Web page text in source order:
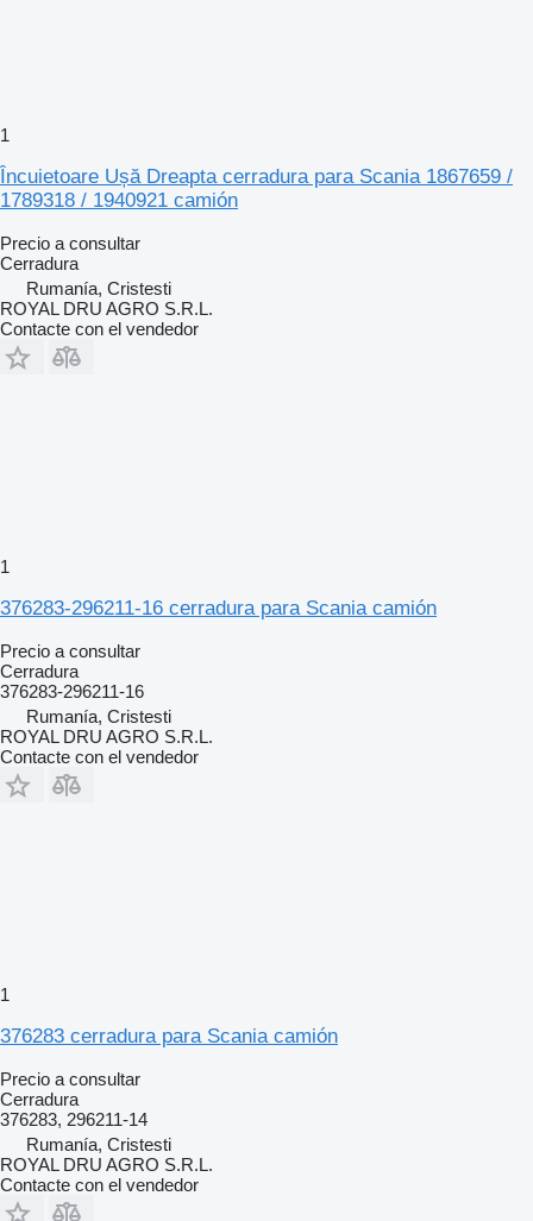
1
Încuietoare Ușă Dreapta cerradura para Scania 1867659 /
1789318 / 1940921 camión
Precio a consultar
Cerradura
Rumanía, Cristesti
ROYAL DRU AGRO S.R.L.
Contacte con el vendedor
1
376283-296211-16 cerradura para Scania camión
Precio a consultar
Cerradura
376283-296211-16
Rumanía, Cristesti
ROYAL DRU AGRO S.R.L.
Contacte con el vendedor
1
376283 cerradura para Scania camión
Precio a consultar
Cerradura
376283, 296211-14
Rumanía, Cristesti
ROYAL DRU AGRO S.R.L.
Contacte con el vendedor